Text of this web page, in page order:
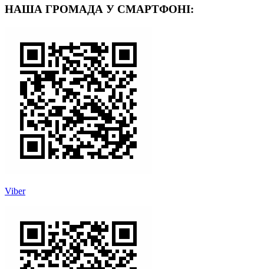
НАША ГРОМАДА У СМАРТФОНІ:
Viber